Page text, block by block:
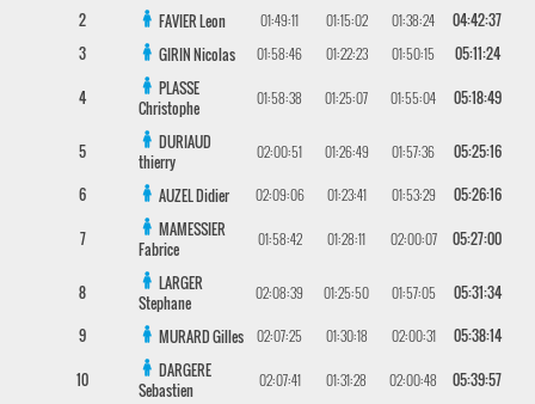
2
FAVIERLeon 01:49:11 01:15:02 01:38:24
04:42:37
3
GIRINNicolas 01:58:46 01:22:23 01:50:15 05:11:24
4
PLASSE
Christophe
01:58:38 01:25:07 01:55:04 05:18:49
5
DURIAUD
thierry
02:00:51 01:26:49 01:57:36 05:25:16
6 AUZELDidier 02:09:06 01:23:41 01:53:29 05:26:16
7
MAMESSIER
Fabrice
01:58:42 01:28:11 02:00:07 05:27:00
8
LARGER
Stephane
02:08:39 01:25:50 01:57:05 05:31:34
9 MURARDGilles 02:07:25 01:30:18 02:00:31 05:38:14
10
DARGERE
Sebastien
02:07:41 01:31:28 02:00:48 05:39:57